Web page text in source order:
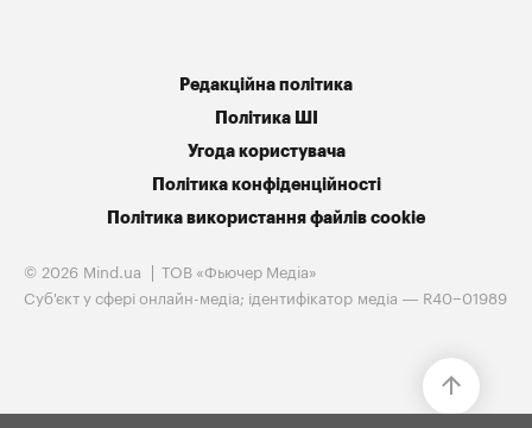
Редакційна політика
Політика ШІ
Угода користувача
Політика конфіденційності
Політика використання файлів cookie
© 2026 Mind.ua
ТОВ «Фьючер Медiа»
Cуб'єкт у сфері онлайн-медіа; ідентифікатор медіа — R40−01989